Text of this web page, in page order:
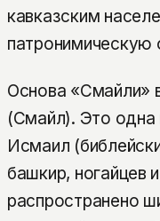
кавказским
патронимическую
Основа «Смайли»
(Смайл). Это одна
Исмаил
башкир, ногайцев
распространено